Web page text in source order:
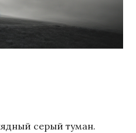
серый туман.